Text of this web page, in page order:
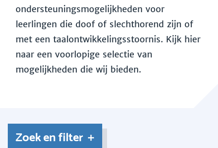
ondersteuningsmogelijkheden voor
leerlingen die doof of slechthorend zijn of
met een taalontwikkelingsstoornis. Kijk hier
naar een voorlopige selectie van
mogelijkheden die wij bieden.
Zoek en filter